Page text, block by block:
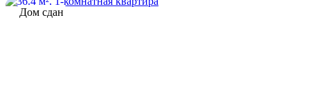
Дом сдан